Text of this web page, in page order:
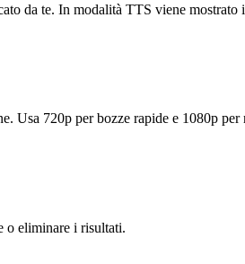
da te. In modalità TTS viene mostrato
Usa 720p per bozze rapide e 1080p
o eliminare i risultati.